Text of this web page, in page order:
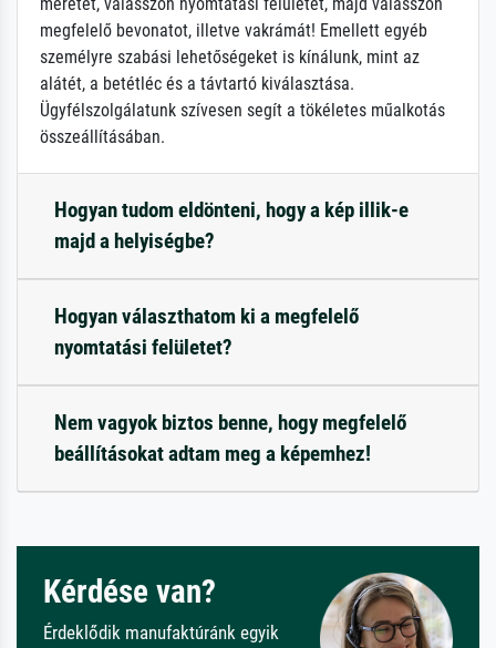
méretét, válasszon nyomtatási felületet, majd válasszon
megfelelő bevonatot, illetve vakrámát! Emellett egyéb
személyre szabási lehetőségeket is kínálunk, mint az
alátét, a betétléc és a távtartó kiválasztása.
Ügyfélszolgálatunk szívesen segít a tökéletes műalkotás
összeállításában.
Hogyan tudom eldönteni, hogy a kép illik-e
majd a helyiségbe?
Hogyan választhatom ki a megfelelő
nyomtatási felületet?
Nem vagyok biztos benne, hogy megfelelő
beállításokat adtam meg a képemhez!
Kérdése van?
Érdeklődik manufaktúránk egyik